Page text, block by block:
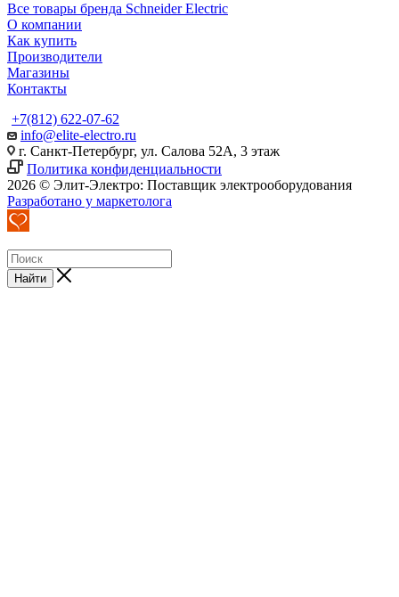
Все товары бренда Schneider Electric
О компании
Как купить
Производители
Магазины
Контакты
+7(812) 622-07-62
info@elite-electro.ru
г. Санкт-Петербург, ул. Салова 52А, 3 этаж
Политика конфиденциальности
2026 © Элит-Электро: Поставщик электрооборудования
Разработано у маркетолога
Найти